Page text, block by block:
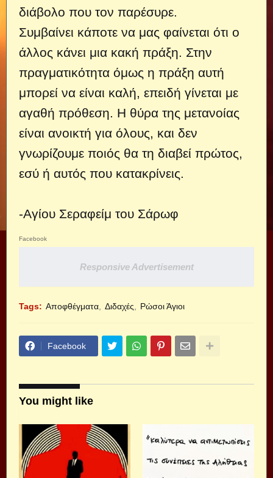
διάβολο που τον παρέσυρε.
Συμβαίνει κάποτε να μας φαίνεται ότι ο
άλλος κάνει μια κακή πράξη. Στην
πραγματικότητα όμως η πράξη αυτή
μπορεί να είναι καλή, επειδή γίνεται με
αγαθή πρόθεση. Η θύρα της μετανοίας
είναι ανοικτή για όλους, και δεν
γνωρίζουμε ποιός θα τη διαβεί πρώτος,
εσύ ή αυτός που κατακρίνεις.
-Αγίου Σεραφείμ του Σάρωφ
Facebook
Responsive Advertisement
Tags: Αποφθέγματα Διδαχές Ρώσοι Άγιοι
Facebook
You might like